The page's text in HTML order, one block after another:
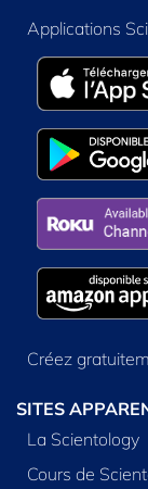
Applications
Créez
SITES
La Scientology
Cours de